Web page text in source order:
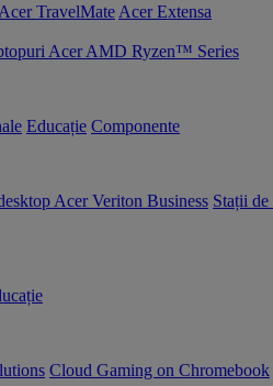
Acer TravelMate Acer Extensa
Acer AMD Ryzen™ Series
Educație Componente
Acer Veriton Business Stații
Cloud Gaming on Chromebook